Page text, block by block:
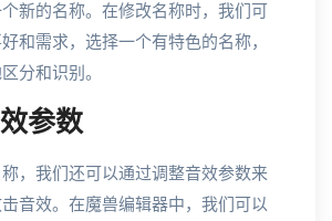
新的名称。在修改名称时，我们可
和需求，选择一个有特色的名称，
分和识别。
参数
，我们还可以通过调整音效参数来
音效。在魔兽编辑器中，我们可以